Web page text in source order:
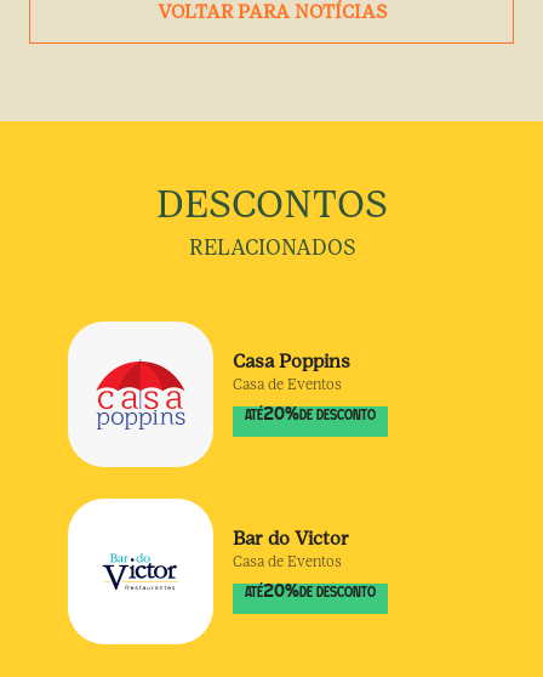
VOLTAR PARA NOTÍCIAS
DESCONTOS
RELACIONADOS
Casa Poppins
Casa de Eventos
ATÉ20% DE DESCONTO
Bar do Victor
Casa de Eventos
ATÉ20% DE DESCONTO